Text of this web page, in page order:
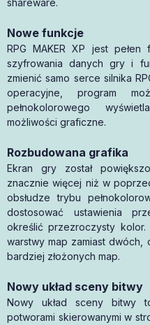
shareware.
Nowe funkcje
RPG MAKER XP jest
szyfrowania danych gry i
zmienić samo serce silnika
operacyjne, program
pełnokolorowego
możliwości graficzne.
Rozbudowana grafika
Ekran gry został
znacznie więcej niż w
obsłudze trybu
dostosować ustawienia
określić przezroczysty
warstwy map zamiast
bardziej złożonych map.
Nowy układ sceny bitwy
Nowy układ sceny bitwy
potworami skierowanymi w